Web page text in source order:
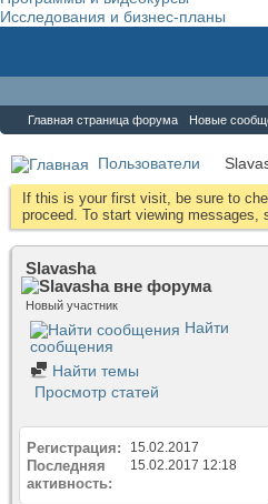
Исследования и бизнес-планы
Главная страница форума Новые
Пользователи
If this is your first visit, be sure to
proceed. To start viewing
Slavasha
Новый участник
Найти
сообщения
Найти темы
Просмотр статей
Регистрация 15.02.2017
Последняя
активность
15.02.2017 12:18